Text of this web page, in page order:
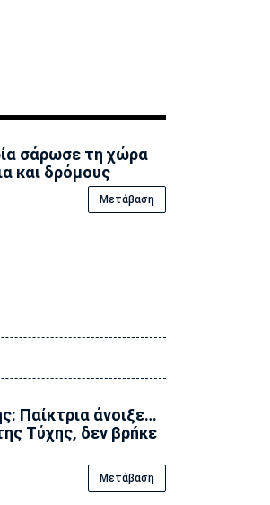
σάρωσε τη χώρα
και δρόμους
Μετάβαση
Παίκτρια άνοιξε…
Tύχης, δεν βρńκε
Μετάβαση